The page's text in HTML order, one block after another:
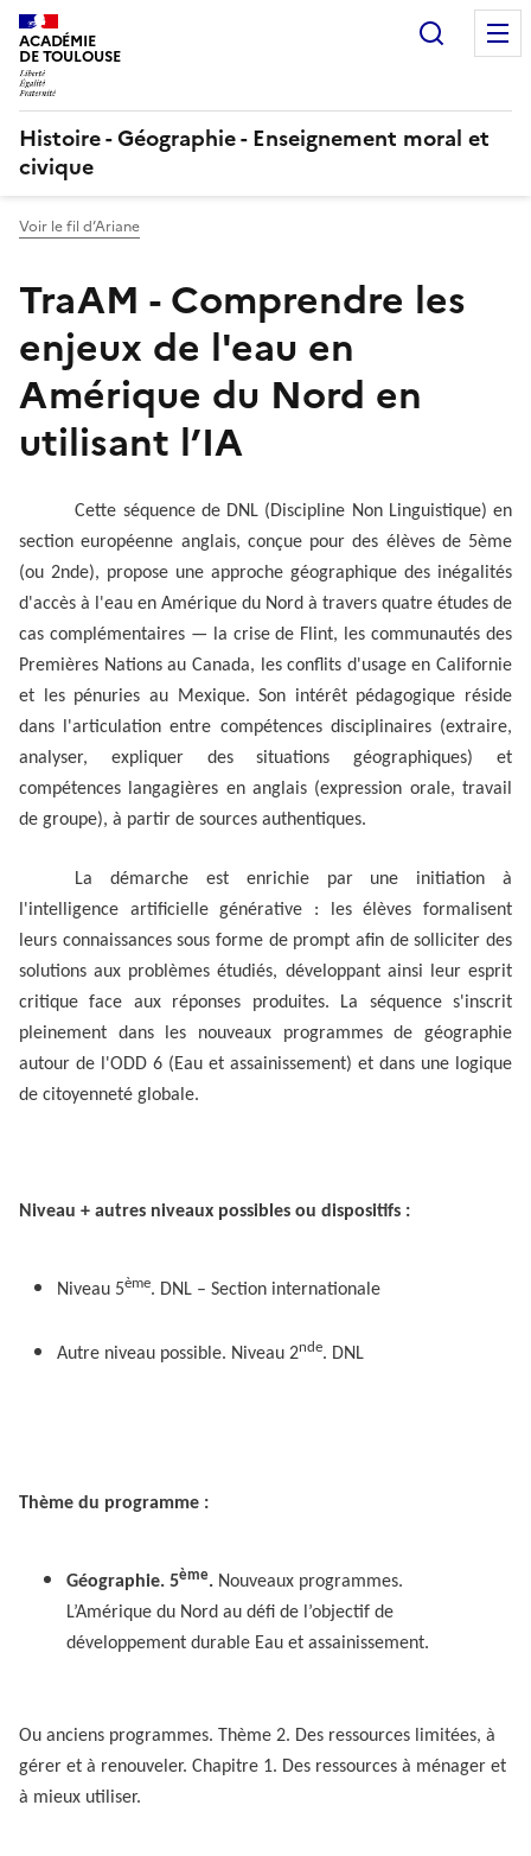
ACADÉMIE
DE TOULOUSE
Histoire - Géographie - Enseignement moral et
civique
Voir le fil d’Ariane
TraAM - Comprendre les
enjeux de l'eau en
Amérique du Nord en
utilisant l’IA
Cette séquence de DNL (Discipline Non Linguistique) en
section européenne anglais, conçue pour des élèves de 5ème
(ou 2nde), propose une approche géographique des inégalités
d'accès à l'eau en Amérique du Nord à travers quatre études de
cas complémentaires — la crise de Flint, les communautés des
Premières Nations au Canada, les conflits d'usage en Californie
et les pénuries au Mexique. Son intérêt pédagogique réside
dans l'articulation entre compétences disciplinaires (extraire,
analyser, expliquer des situations géographiques) et
compétences langagières en anglais (expression orale, travail
de groupe), à partir de sources authentiques.
La démarche est enrichie par une initiation à
l'intelligence artificielle générative : les élèves formalisent
leurs connaissances sous forme de prompt afin de solliciter des
solutions aux problèmes étudiés, développant ainsi leur esprit
critique face aux réponses produites. La séquence s'inscrit
pleinement dans les nouveaux programmes de géographie
autour de l'ODD 6 (Eau et assainissement) et dans une logique
de citoyenneté globale.
Niveau + autres niveaux possibles ou dispositifs :
Niveau 5ème. DNL – Section internationale
Autre niveau possible. Niveau 2nde. DNL
Thème du programme :
Géographie. 5ème. Nouveaux programmes.
L’Amérique du Nord au défi de l’objectif de
développement durable Eau et assainissement.
Ou anciens programmes. Thème 2. Des ressources limitées, à
gérer et à renouveler. Chapitre 1. Des ressources à ménager et
à mieux utiliser.